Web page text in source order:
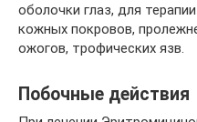
оболочки глаз, для
кожных покровов,
ожогов, трофических язв.
Побочные действия